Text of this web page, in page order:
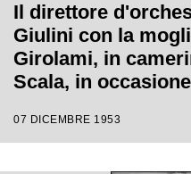
Il direttore
Giulini con la
Girolami, in
Scala, in
1954 con l'opera
07 DICEMBRE 1953